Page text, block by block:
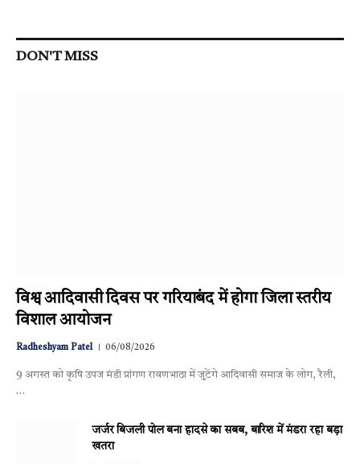
DON'T MISS
विश्व आदिवासी दिवस पर गरियाबंद में होगा जिला स्तरीय
विशाल आयोजन
Radheshyam Patel 06/08/2026
9 अगस्त को कृषि उपज मंडी प्रांगण रावणभाठा में जुटेंगे आदिवासी समाज के लोग, रैली,
…
जर्जर बिजली पोल बना हादसे का सबब, बारिश में मंडरा रहा बड़ा
खतरा